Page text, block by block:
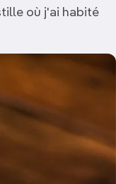
où j'ai habité